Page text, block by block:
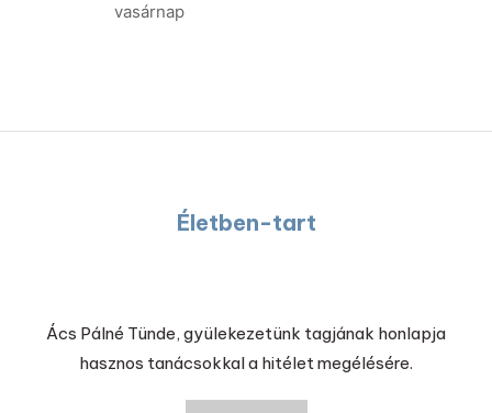
vasárnap
Életben-tart
Ács Pálné Tünde, gyülekezetünk tagjának honlapja
hasznos tanácsokkal a hitélet megélésére.